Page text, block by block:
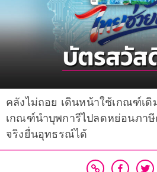
คลังไม่ถอย เดินหน้าใช้เกณฑ์เ
เกณฑ์นำบุพการีไปลดหย่อนภาษี
จริงยื่นอุทธรณ์ได้